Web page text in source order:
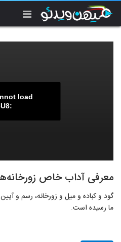
load
معرفی آداب خاص
گود و کباده و میل و زورخانه، رسم و
ما رسیده است.